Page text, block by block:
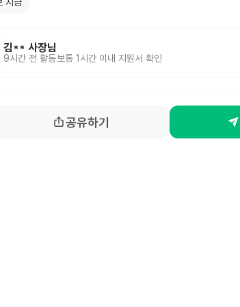
김** 사장님
9시간 전 활동보통 1시간 이내 지원서 확인
공유하기